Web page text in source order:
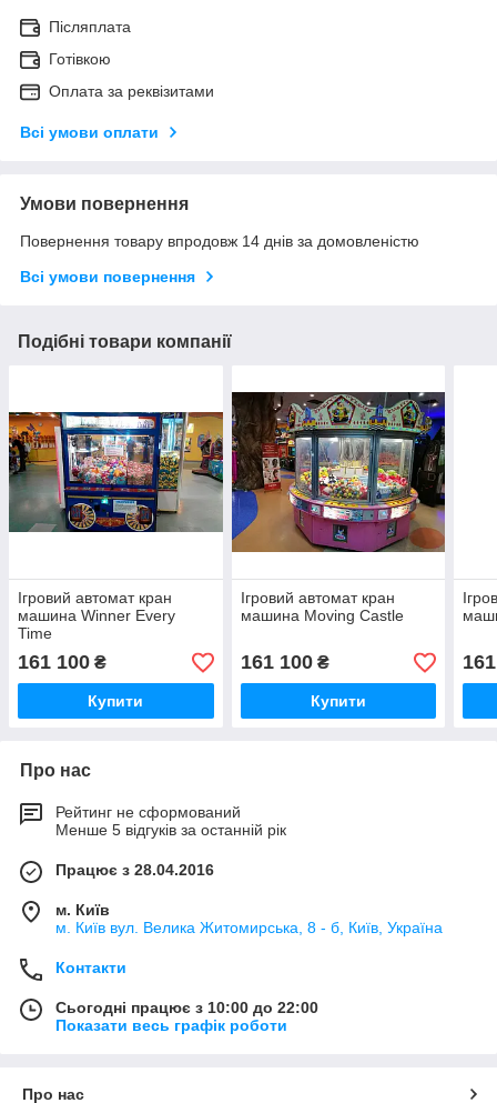
Післяплата
Готівкою
Оплата за реквізитами
Всі умови оплати
Умови повернення
Повернення товару впродовж 14 днів за домовленістю
Всі умови повернення
Подібні товари компанії
Ігровий автомат кран
машина Winner Every
Time
161 100 ₴
Купити
Ігровий автомат кран
машина Moving Castle
161 100₴
Купити
Про нас
Рейтинг не сформований
Менше 5 відгуків за останній рік
Працює з 28.04.2016
м. Київ
м. Київ вул. Велика Житомирська, 8 - б, Київ, Україна
Контакти
Сьогодні працює з 10:00 до 22:00
Показати весь графік роботи
Про нас